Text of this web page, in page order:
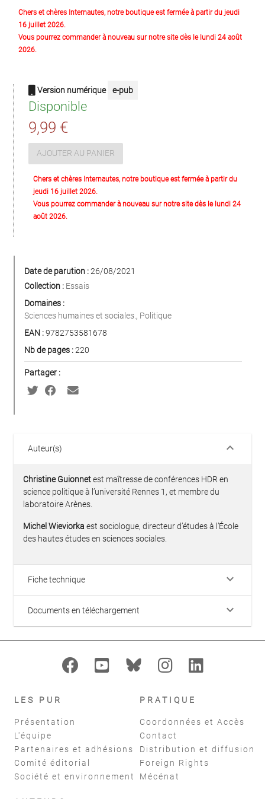
Chers et chères Internautes, notre boutique est fermée à partir du jeudi
16 juillet 2026.
Vous pourrez commander à nouveau sur notre site dès le lundi 24 août
2026.
Version numérique e-pub
Disponible
9,99 €
AJOUTER AU PANIER
Chers et chères Internautes, notre boutique est fermée à partir du
jeudi 16 juillet 2026.
Vous pourrez commander à nouveau sur notre site dès le lundi 24
août 2026.
Date de parution :26/08/2021
Collection : Essais
Domaines :
Sciences humaines et sociales. , Politique
EAN :9782753581678
Nb de pages :220
Partager :
Auteur(s) keyboard_arrow_down
Christine Guionnetest maîtresse de conférences HDR en
science politique à l’université Rennes 1, et membre du
laboratoire Arènes.
Michel Wieviorka est sociologue, directeur d’études à l’École
des hautes études en sciences sociales.
Fiche technique keyboard_arrow_down
Documents en téléchargement keyboard_arrow_down
LES PUR
Présentation
L'équipe
Partenaires et adhésions
Comité éditorial
Société et environnement
PRATIQUE
Coordonnées et Accès
Contact
Distribution et diffusion
Foreign Rights
Mécénat